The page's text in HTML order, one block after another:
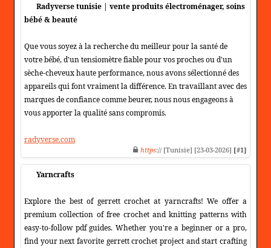
Radyverse tunisie | vente produits électroménager, soins
bébé & beauté
Que vous soyez à la recherche du meilleur pour la santé de
votre bébé, d'un tensiomètre fiable pour vos proches ou d'un
sèche-cheveux haute performance, nous avons sélectionné des
appareils qui font vraiment la différence. En travaillant avec des
marques de confiance comme beurer, nous nous engageons à
vous apporter la qualité sans compromis.
radyverse.com
https:// [Tunisie] [23-03-2026] [#1]
Yarncrafts
Explore the best of gerrett crochet at yarncrafts! We offer a
premium collection of free crochet and knitting patterns with
easy-to-follow pdf guides. Whether you're a beginner or a pro,
find your next favorite gerrett crochet project and start crafting